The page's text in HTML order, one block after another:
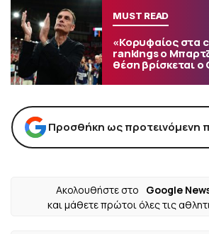
MUST READ
«Κορυφαίος στα
rankings ο
θέση βρίσκεται
Προσθήκη ως προτεινόμενη
Ακολουθήστε στο
Google
και μάθετε πρώτοι όλες τις